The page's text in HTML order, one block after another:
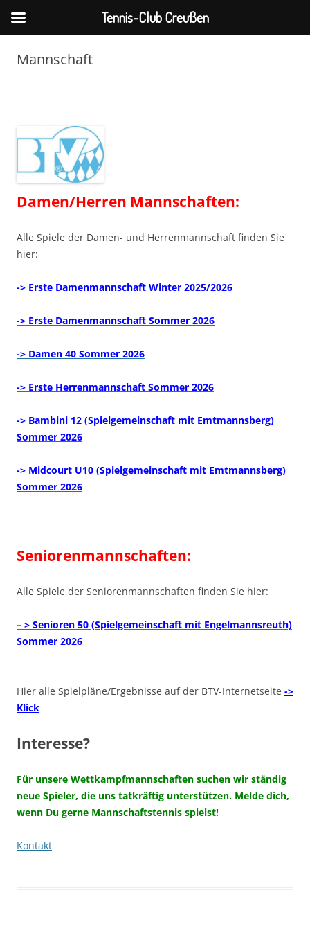
Zum
springen
Mannschaft
Damen/Herren Mannschaften:
Alle Spiele der Damen- und Herrenmannschaft finden Sie
hier:
-> Erste Damenmannschaft Winter 2025/2026
-> Erste Damenmannschaft Sommer 2026
-> Damen 40 Sommer 2026
-> Erste Herrenmannschaft Sommer 2026
-> Bambini 12 (Spielgemeinschaft mit Emtmannsberg)
Sommer 2026
-> Midcourt U10 (Spielgemeinschaft mit Emtmannsberg)
Sommer 2026
Seniorenmannschaften:
Alle Spiele der Seniorenmannschaften finden Sie hier:
– > Senioren 50 (Spielgemeinschaft mit Engelmannsreuth)
Sommer 2026
Hier alle Spielpläne/Ergebnisse auf der BTV-Internetseite ->
Klick
Interesse?
Für unsere Wettkampfmannschaften suchen wir ständig
neue Spieler, die uns tatkräftig unterstützen. Melde dich,
wenn Du gerne Mannschaftstennis spielst!
Kontakt
Tennis-Club Creußen